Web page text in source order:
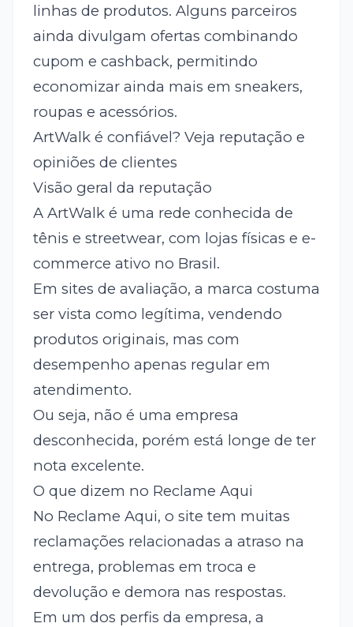
linhas de produtos. Alguns parceiros
ainda divulgam ofertas combinando
cupom e cashback, permitindo
economizar ainda mais em sneakers,
roupas e acessórios.
ArtWalk é confiável? Veja reputação e
opiniões de clientes
Visão geral da reputação
A ArtWalk é uma rede conhecida de
tênis e streetwear, com lojas físicas e e-
commerce ativo no Brasil.
Em sites de avaliação, a marca costuma
ser vista como legítima, vendendo
produtos originais, mas com
desempenho apenas regular em
atendimento.
Ou seja, não é uma empresa
desconhecida, porém está longe de ter
nota excelente.
O que dizem no Reclame Aqui
No Reclame Aqui, o site tem muitas
reclamações relacionadas a atraso na
entrega, problemas em troca e
devolução e demora nas respostas.
Em um dos perfis da empresa, a